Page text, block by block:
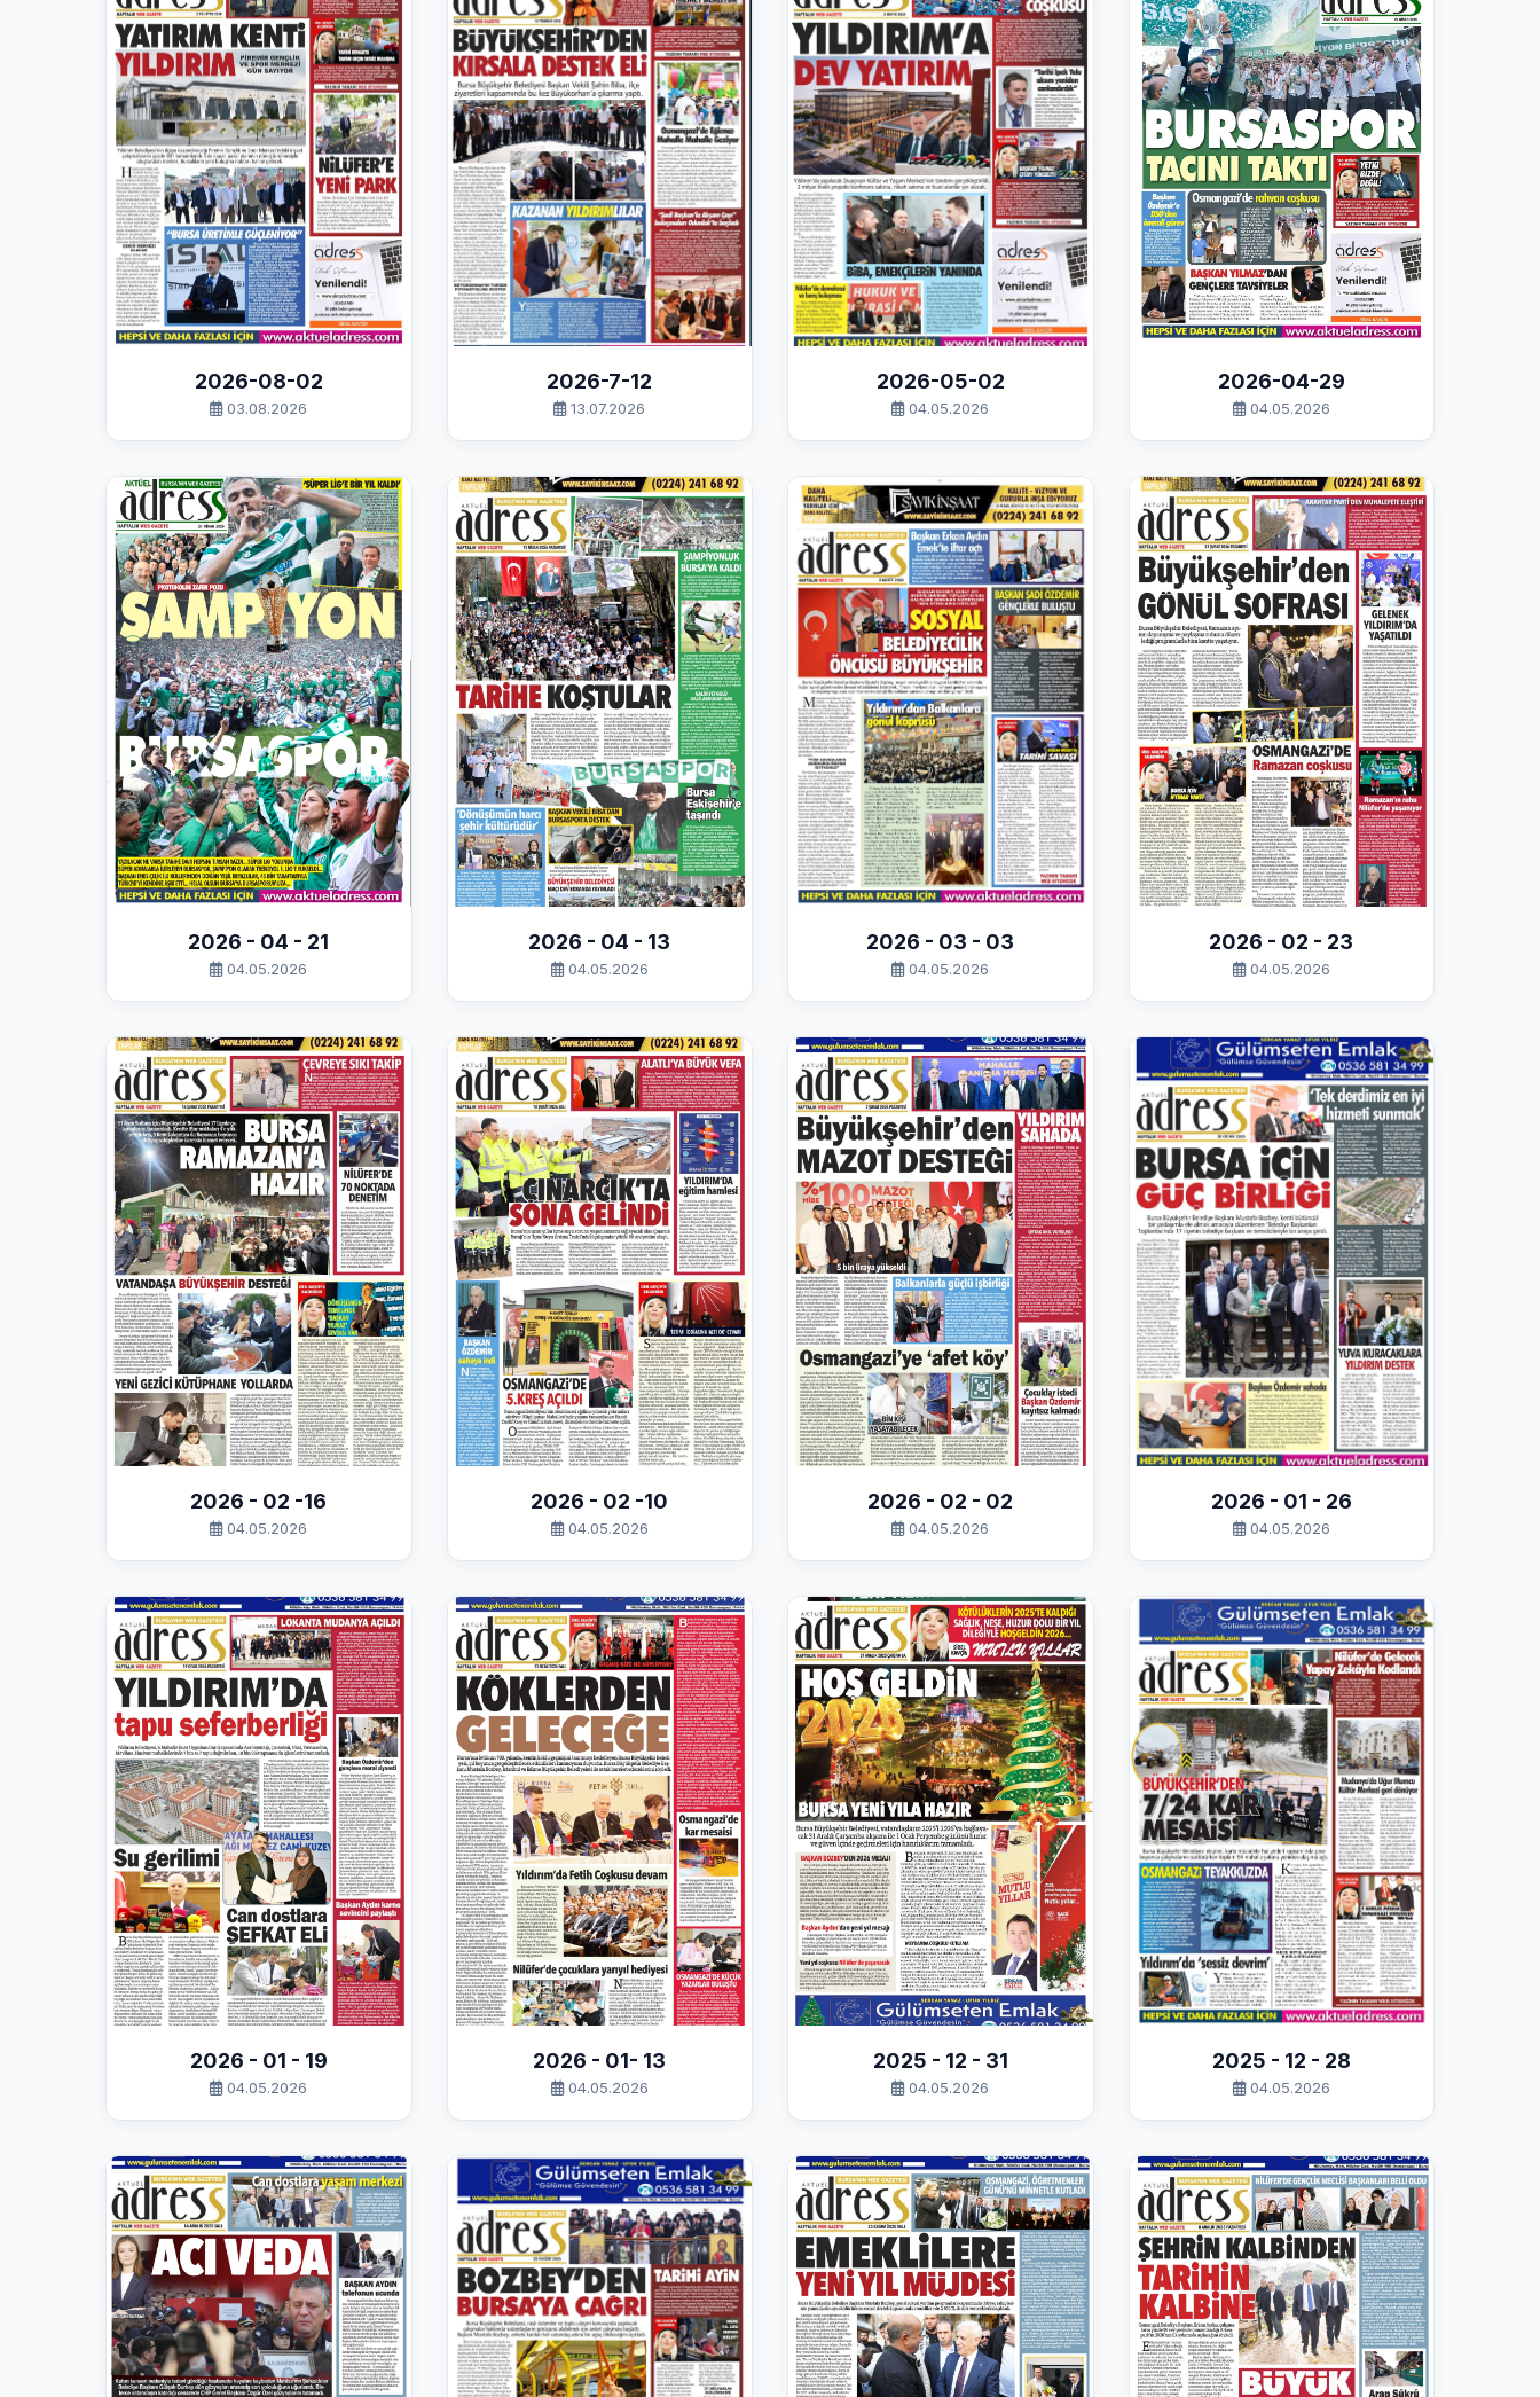
2026-08-02
03.08.2026
2026-7-12
13.07.2026
2026-05-02
04.05.2026
2026-04-29
04.05.2026
2026 - 04 - 21
04.05.2026
2026 - 04 - 13
04.05.2026
2026 - 03 - 03
04.05.2026
2026 - 02 - 23
04.05.2026
2026 - 02 -16
04.05.2026
2026 - 02 -10
04.05.2026
2026 - 02 - 02
04.05.2026
2026 - 01 - 26
04.05.2026
2026 - 01 - 19
04.05.2026
2026 - 01- 13
04.05.2026
2025 - 12 - 31
04.05.2026
2025 - 12 - 28
04.05.2026